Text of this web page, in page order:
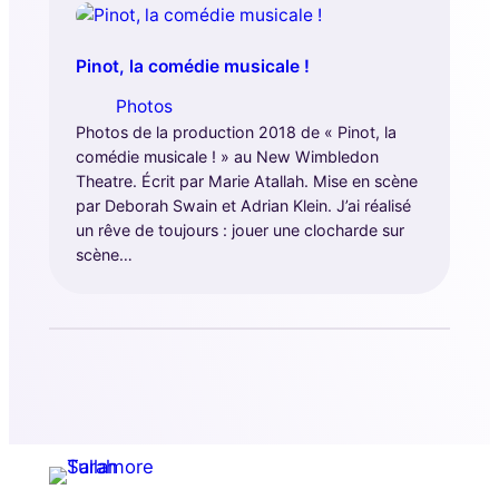
Pinot, la comédie musicale !
Photos
Photos de la production 2018 de « Pinot, la
comédie musicale ! » au New Wimbledon
Theatre. Écrit par Marie Atallah. Mise en scène
par Deborah Swain et Adrian Klein. J’ai réalisé
un rêve de toujours : jouer une clocharde sur
scène…